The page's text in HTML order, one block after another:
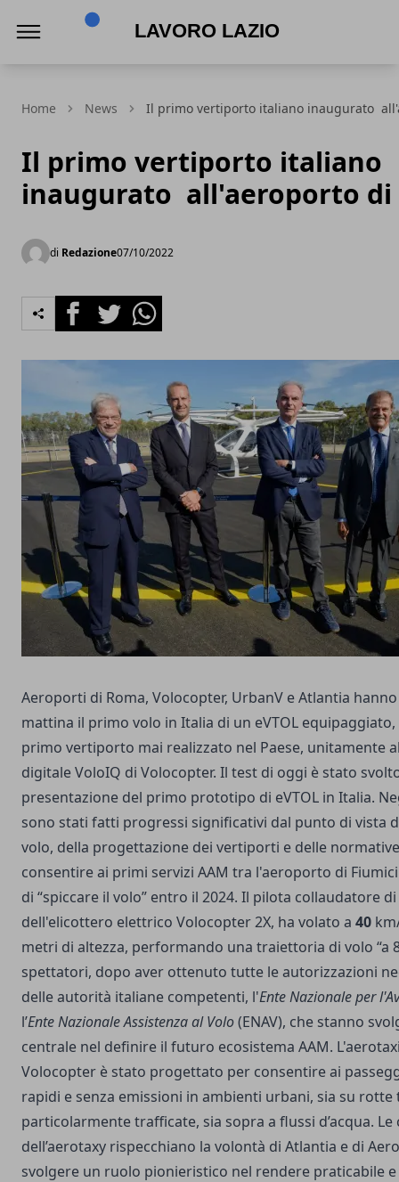
Home News Il primo vertiporto italiano inaugurato
Il primo vertiporto italiano
inaugurato all'aeroporto di
di Redazione07/10/2022
FacebookTwitterWhatsapp
Aeroporti di Roma, Volocopter, UrbanV e Atlantia
mattina il primo volo in Italia di un eVTOL
primo vertiporto mai realizzato nel Paese, unitamente
digitale VoloIQ di Volocopter. Il test di oggi è stato
presentazione del primo prototipo di eVTOL in Italia.
sono stati fatti progressi significativi dal punto di vista
volo, della progettazione dei vertiporti e delle
consentire ai primi servizi AAM tra l'aeroporto di
di “spiccare il volo” entro il 2024. Il pilota collaudatore
dell'elicottero elettrico Volocopter 2X, ha volato a 40
metri di altezza, performando una traiettoria di volo “a
spettatori, dopo aver ottenuto tutte le autorizzazioni
delle autorità italiane competenti, l'Ente Nazionale per
l’Ente Nazionale Assistenza al Volo(ENAV), che stanno
centrale nel definire il futuro ecosistema AAM.
Volocopter è stato progettato per consentire ai
rapidi e senza emissioni in ambienti urbani, sia su
particolarmente trafficate, sia sopra a flussi d’acqua.
dell’aerotaxy rispecchiano la volontà di Atlantia e di
svolgere un ruolo pionieristico nel rendere praticabile e